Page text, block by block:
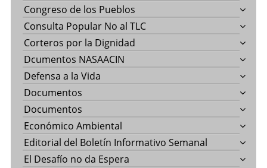
Congreso de los Pueblos
Consulta Popular No al TLC
Corteros por la Dignidad
Dcumentos NASAACIN
Defensa a la Vida
Documentos
Documentos
Económico Ambiental
Editorial del Boletín Informativo Semanal
El Desafío no da Espera